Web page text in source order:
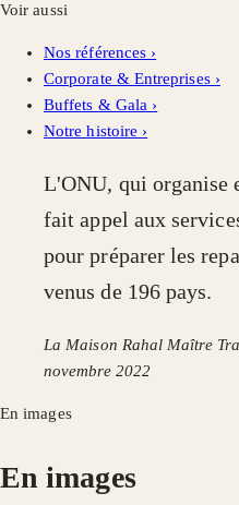
Voir aussi
Nos références ›
Corporate & Entreprises ›
Buffets & Gala ›
Notre histoire ›
L'ONU, qui organise
fait appel aux
pour préparer les
venus de 196 pays.
La Maison Rahal Maître
novembre 2022
En images
En images